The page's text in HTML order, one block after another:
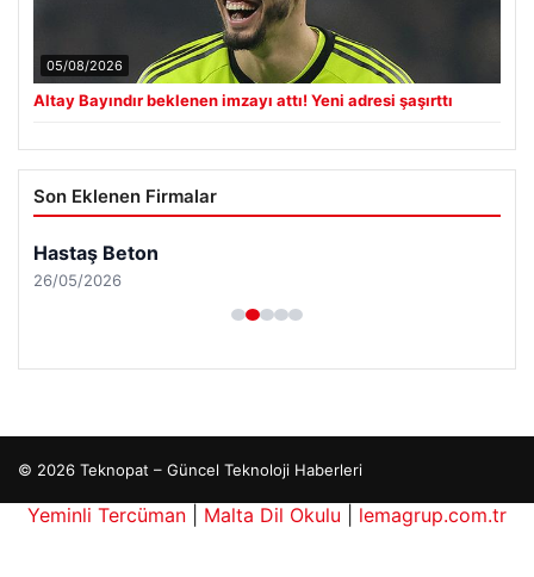
05/08/2026
Altay Bayındır beklenen imzayı attı! Yeni adresi şaşırttı
Son Eklenen Firmalar
Hastaş Beton
26/05/2026
© 2026 Teknopat – Güncel Teknoloji Haberleri
Yeminli Tercüman Malta Dil Okulu
lemagrup.com.tr